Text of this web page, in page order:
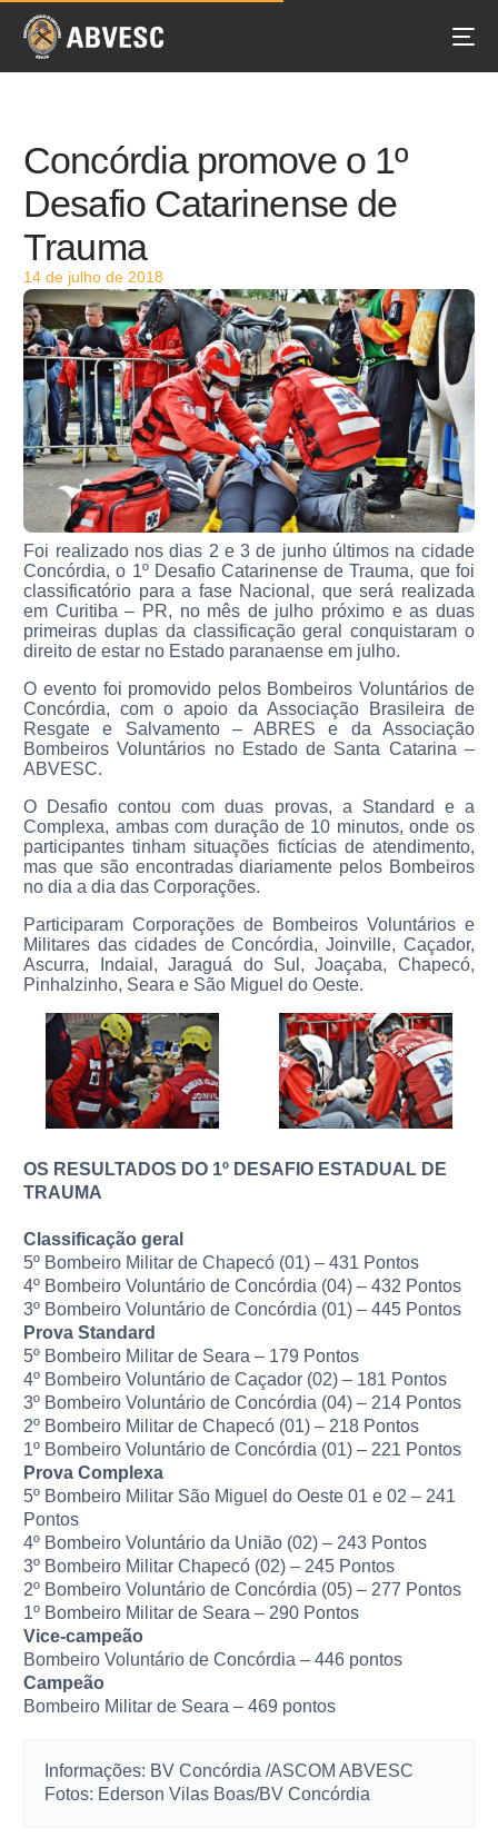
Concórdia promove o 1º
Desafio Catarinense de
Trauma
14 de julho de 2018
Foi realizado nos dias 2 e 3 de junho últimos na cidade
Concórdia, o 1º Desafio Catarinense de Trauma, que foi
classificatório para a fase Nacional, que será realizada
em Curitiba – PR, no mês de julho próximo e as duas
primeiras duplas da classificação geral conquistaram o
direito de estar no Estado paranaense em julho.
O evento foi promovido pelos Bombeiros Voluntários de
Concórdia, com o apoio da Associação Brasileira de
Resgate e Salvamento – ABRES e da Associação
Bombeiros Voluntários no Estado de Santa Catarina –
ABVESC.
O Desafio contou com duas provas, a Standard e a
Complexa, ambas com duração de 10 minutos, onde os
participantes tinham situações fictícias de atendimento,
mas que são encontradas diariamente pelos Bombeiros
no dia a dia das Corporações.
Participaram Corporações de Bombeiros Voluntários e
Militares das cidades de Concórdia, Joinville, Caçador,
Ascurra, Indaial, Jaraguá do Sul, Joaçaba, Chapecó,
Pinhalzinho, Seara e São Miguel do Oeste.
OS RESULTADOS DO 1º DESAFIO ESTADUAL DE
TRAUMA
Classificação geral
5º Bombeiro Militar de Chapecó (01) – 431 Pontos
4º Bombeiro Voluntário de Concórdia (04) – 432 Pontos
3º Bombeiro Voluntário de Concórdia (01) – 445 Pontos
Prova Standard
5º Bombeiro Militar de Seara – 179 Pontos
4º Bombeiro Voluntário de Caçador (02) – 181 Pontos
3º Bombeiro Voluntário de Concórdia (04) – 214 Pontos
2º Bombeiro Militar de Chapecó (01) – 218 Pontos
1º Bombeiro Voluntário de Concórdia (01) – 221 Pontos
Prova Complexa
5º Bombeiro Militar São Miguel do Oeste 01 e 02 – 241
Pontos
4º Bombeiro Voluntário da União (02) – 243 Pontos
3º Bombeiro Militar Chapecó (02) – 245 Pontos
2º Bombeiro Voluntário de Concórdia (05) – 277 Pontos
1º Bombeiro Militar de Seara – 290 Pontos
Vice-campeão
Bombeiro Voluntário de Concórdia – 446 pontos
Campeão
Bombeiro Militar de Seara – 469 pontos
Informações: BV Concórdia /ASCOM ABVESC
Fotos: Ederson Vilas Boas/BV Concórdia